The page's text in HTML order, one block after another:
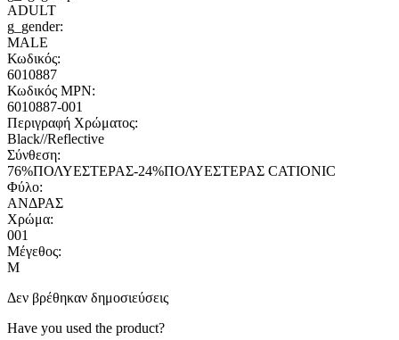
ADULT
g_gender:
MALE
Κωδικός:
6010887
Κωδικός MPN:
6010887-001
Περιγραφή Χρώματος:
Black//Reflective
Σύνθεση:
76%ΠΟΛΥΕΣΤΕΡΑΣ-24%ΠΟΛΥΕΣΤΕΡΑΣ CATIONIC
Φύλο:
ΑΝΔΡΑΣ
Χρώμα:
001
Μέγεθος:
M
Δεν βρέθηκαν δημοσιεύσεις
Have you used the product?